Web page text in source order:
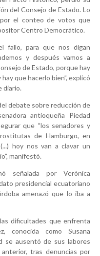
del Consejo de Estado. Lo
el conteo de votos que
Centro Democrático.
fallo, para que nos digan
y después vamos a
de Estado, porque hay
que hacerlo bien”, explicó
diario.
debate sobre reducción de
antioqueña Piedad
que “los senadores y
de Hamburgo, en
hoy nos van a clavar un
manifestó.
señalada por Verónica
presidencial ecuatoriano
amenazó que lo iba a
dificultades que enfrenta
conocida como Susana
se ausentó de sus labores
tras denuncias por